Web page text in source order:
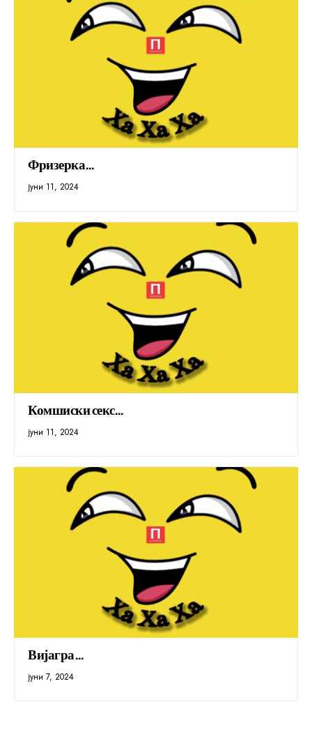
Фризерка…
јуни 11, 2024
Комшиски секс…
јуни 11, 2024
Вијагра…
јуни 7, 2024